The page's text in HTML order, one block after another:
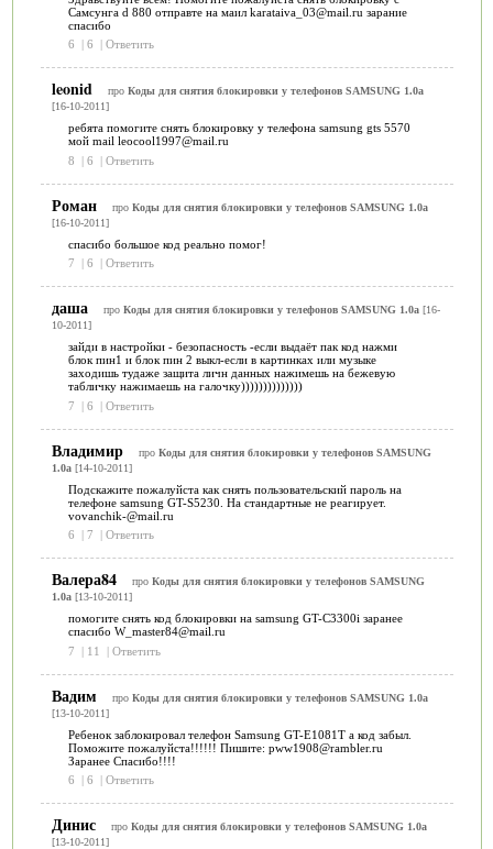
Самсунга d 880 отправте на маил karataiva_03@mail.ru зарание
спасибо
6
| 6 | Ответить
leonid про Коды для снятия блокировки у телефонов SAMSUNG 1.0a
[16-10-2011]
ребята помогите снять блокировку у телефона samsung gts 5570
мой mail leocool1997@mail.ru
8
| 6 | Ответить
Роман про Коды для снятия блокировки у телефонов SAMSUNG 1.0a
[16-10-2011]
спасибо большое код реально помог!
7
| 6 | Ответить
даша про Коды для снятия блокировки у телефонов SAMSUNG 1.0a[16-
10-2011]
зайди в настройки - безопасность -если выдаёт пак код нажми
блок пин1 и блок пин 2 выкл-если в картинках или музыке
заходишь тудаже защита личн данных нажимешь на бежевую
табличку нажимаешь на галочку))))))))))))))
7
| 6 | Ответить
Владимир про Коды для снятия блокировки у телефонов SAMSUNG
1.0a[14-10-2011]
Подскажите пожалуйста как снять пользовательский пароль на
телефоне samsung GT-S5230. На стандартные не реагирует.
vovanchik-@mail.ru
6
| 7 | Ответить
Валера84 про Коды для снятия блокировки у телефонов SAMSUNG
1.0a[13-10-2011]
помогите снять код блокировки на samsung GT-C3300i заранее
спасибо W_master84@mail.ru
7
| 11 | Ответить
Вадим про Коды для снятия блокировки у телефонов SAMSUNG 1.0a
[13-10-2011]
Ребенок заблокировал телефон Samsung GT-E1081T а код забыл.
Поможите пожалуйста!!!!!! Пишите: pww1908@rambler.ru
Заранее Спасибо!!!!
6
| 6 | Ответить
Динис про Коды для снятия блокировки у телефонов SAMSUNG 1.0a
[13-10-2011]